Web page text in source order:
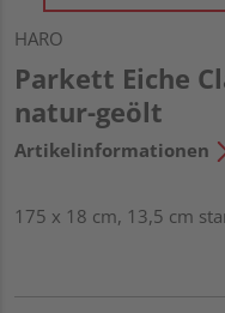
HARO
Parkett Eiche
natur-geölt
Artikelinformationen
175 x 18 cm, 13,5 cm